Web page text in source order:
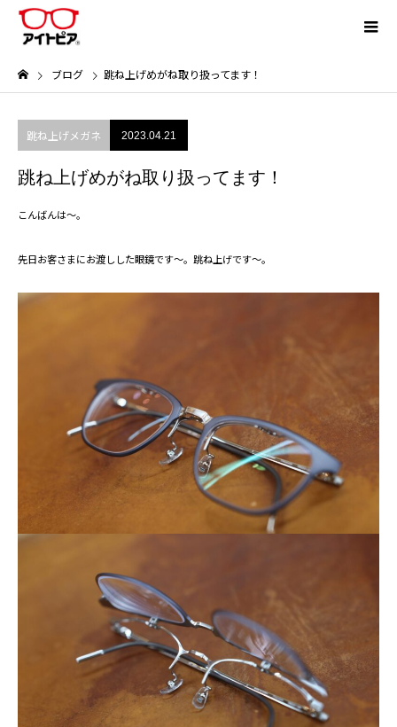
ブログ 跳ね上げめがね取り扱ってます！
跳ね上げメガネ 2023.04.21
跳ね上げめがね取り扱ってます！
こんばんは～。
先日お客さまにお渡しした眼鏡です～。跳ね上げです～。